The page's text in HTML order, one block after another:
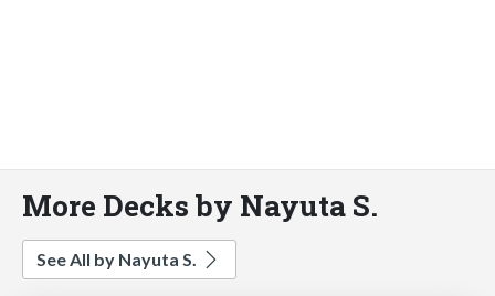
More Decks by Nayuta S.
See All by Nayuta S.